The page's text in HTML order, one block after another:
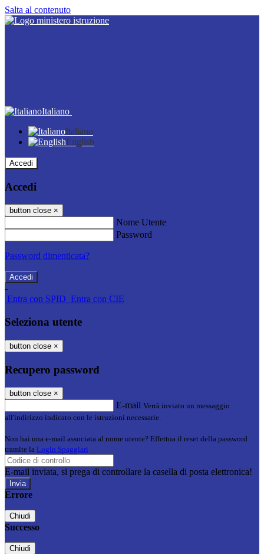
Salta al contenuto
Italiano
Italiano
English
Accedi
Accedi
button close ×
Nome Utente
Password
Password dimenticata?
-
Entra con SPID Entra con CIE
Seleziona utente
button close ×
Recupero password
button close ×
E-mail Verrà inviato un messaggio
all'indirizzo indicato con le istruzioni necessarie.
Non hai una e-mail associata al nome utente? Effettua il reset della password
tramite la Login Spaggiari
E-mail inviata, si prega di controllare la casella di posta elettronica!
Errore
Chiudi
Successo
Chiudi